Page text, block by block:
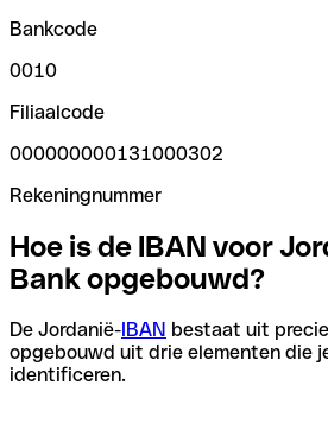
Bankcode
0010
Filiaalcode
000000000131000302
Rekeningnummer
Hoe is de IBAN voor
Bank opgebouwd?
De Jordanië-IBAN bestaat uit
opgebouwd uit drie elementen die
identificeren.